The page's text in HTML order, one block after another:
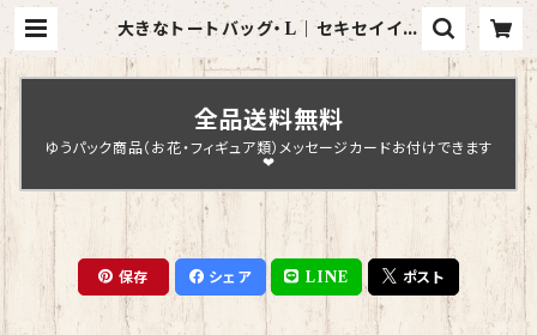
大きなトートバッグ・L｜セキセイイン
コ・アルビノ（黒）【型番 BL-124】きゃ
ぴあーと KYAPIArt | Chopin D
esign
全品送料無料
ゆうパック商品（お花・フィギュア類）メッセージカードお付けできます
❤
保存 シェア LINE ポスト